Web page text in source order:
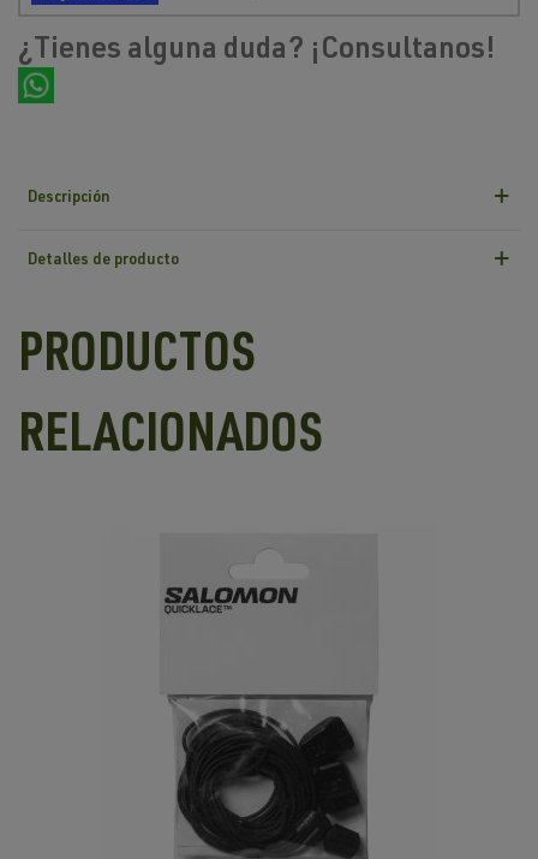
¿Tienes alguna duda? ¡Consultanos!
Descripción
Detalles de producto
PRODUCTOS
RELACIONADOS